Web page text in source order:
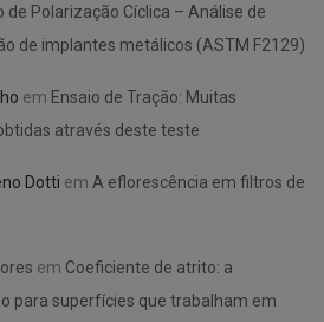
de Polarização Cíclica – Análise de
de implantes metálicos (ASTM F2129)
em Ensaio de Tração: Muitas
através deste teste
Dotti em A eflorescência em filtros de
em Coeficiente de atrito: a
para superfícies que trabalham em